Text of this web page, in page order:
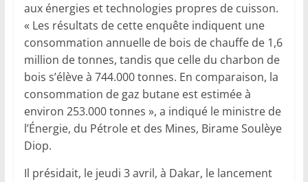
aux énergies et technologies propres de cuisson.
« Les résultats de cette enquête indiquent une
consommation annuelle de bois de chauffe de 1,6
million de tonnes, tandis que celle du charbon de
bois s’élève à 744.000 tonnes. En comparaison, la
consommation de gaz butane est estimée à
environ 253.000 tonnes », a indiqué le ministre de
l’Énergie, du Pétrole et des Mines, Birame Soulèye
Diop.
Il présidait, le jeudi 3 avril, à Dakar, le lancement